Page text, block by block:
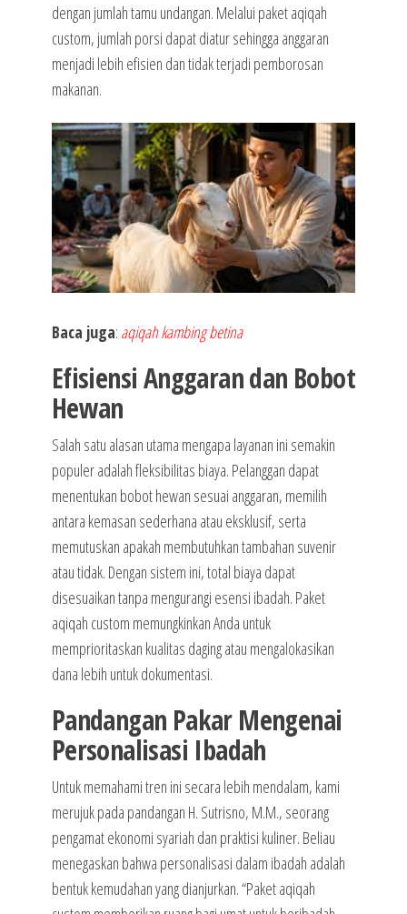
dengan jumlah tamu undangan. Melalui paket aqiqah
custom, jumlah porsi dapat diatur sehingga anggaran
menjadi lebih efisien dan tidak terjadi pemborosan
makanan.
Baca juga: aqiqah kambing betina
Efisiensi Anggaran dan Bobot
Hewan
Salah satu alasan utama mengapa layanan ini semakin
populer adalah fleksibilitas biaya. Pelanggan dapat
menentukan bobot hewan sesuai anggaran, memilih
antara kemasan sederhana atau eksklusif, serta
memutuskan apakah membutuhkan tambahan suvenir
atau tidak. Dengan sistem ini, total biaya dapat
disesuaikan tanpa mengurangi esensi ibadah. Paket
aqiqah custom memungkinkan Anda untuk
memprioritaskan kualitas daging atau mengalokasikan
dana lebih untuk dokumentasi.
Pandangan Pakar Mengenai
Personalisasi Ibadah
Untuk memahami tren ini secara lebih mendalam, kami
merujuk pada pandangan H. Sutrisno, M.M., seorang
pengamat ekonomi syariah dan praktisi kuliner. Beliau
menegaskan bahwa personalisasi dalam ibadah adalah
bentuk kemudahan yang dianjurkan. “Paket aqiqah